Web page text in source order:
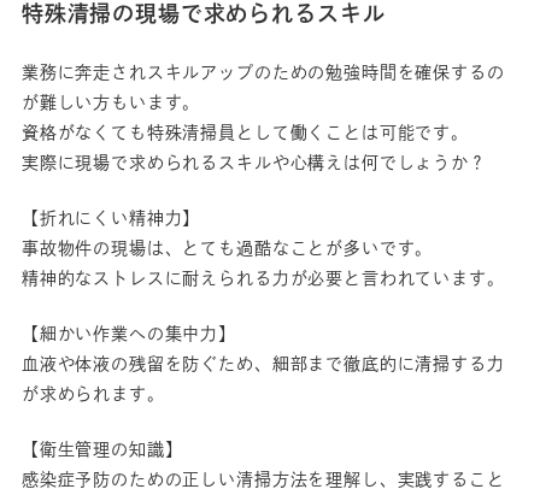
特殊清掃の現場で求められるスキル
業務に奔走されスキルアップのための勉強時間を確保するの
が難しい方もいます。
資格がなくても特殊清掃員として働くことは可能です。
実際に現場で求められるスキルや心構えは何でしょうか？
【折れにくい精神力】
事故物件の現場は、とても過酷なことが多いです。
精神的なストレスに耐えられる力が必要と言われています。
【細かい作業への集中力】
血液や体液の残留を防ぐため、細部まで徹底的に清掃する力
が求められます。
【衛生管理の知識】
感染症予防のための正しい清掃方法を理解し、実践すること